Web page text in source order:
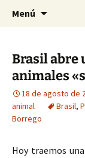
animal:
HABIER –
Menú
Brasil abre
animales
18 de agosto de
animal
Brasil,
Borrego
Hoy traemos